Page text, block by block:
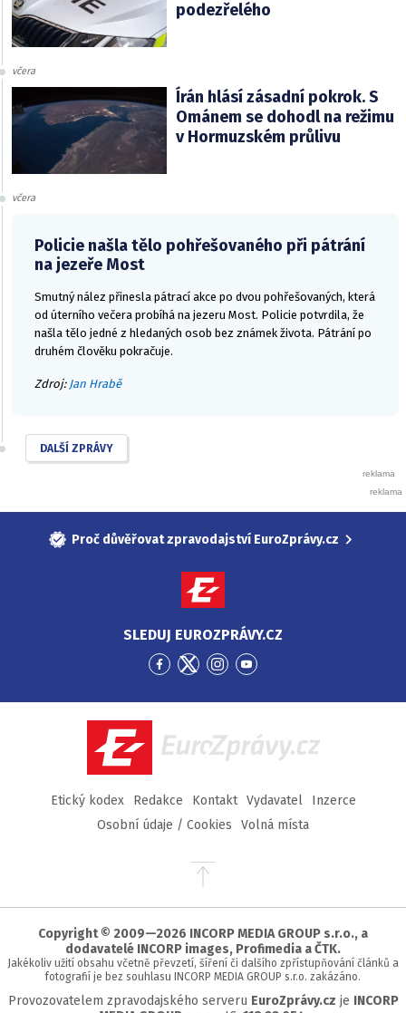
podezřelého
včera
Írán hlásí zásadní pokrok. S
Ománem se dohodl na režimu
v Hormuzském průlivu
včera
Policie našla tělo pohřešovaného při pátrání
na jezeře Most
Smutný nález přinesla pátrací akce po dvou pohřešovaných, která
od úterního večera probíhá na jezeru Most. Policie potvrdila, že
našla tělo jedné z hledaných osob bez známek života. Pátrání po
druhém člověku pokračuje.
Zdroj: Jan Hrabě
DALŠÍ ZPRÁVY
Proč důvěřovat zpravodajství EuroZprávy.cz
SLEDUJ EUROZPRÁVY.CZ
Přejít
Facebook
Přejít
Twitter
Přejít
Instagram
Přejít
YouTube
EuroZprávy.cz
Etický kodex Redakce Kontakt Vydavatel
Inzerce
Osobní údaje / Cookies
Volná místa
Přejít
stránky
Copyright © 2009—2026 INCORP MEDIA GROUP s.r.o., a
dodavatelé INCORP images, Profimedia a ČTK.
Jakékoliv užití obsahu včetně převzetí, šíření či dalšího zpřístupňování článků a
fotografií je bez souhlasu INCORP MEDIA GROUP s.r.o. zakázáno.
Provozovatelem zpravodajského serveru EuroZprávy.cz je INCORP